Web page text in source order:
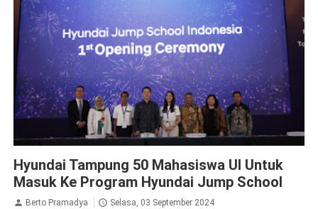
Hyundai Tampung 50 Mahasiswa UI Untuk
Masuk Ke Program Hyundai Jump School
Berto Pramadya Selasa, 03 September 2024